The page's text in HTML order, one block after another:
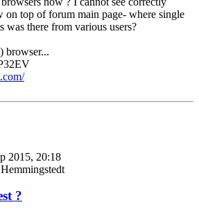
on top of forum main page- where single
was there from various users?
browser...
2015, 20:18
?